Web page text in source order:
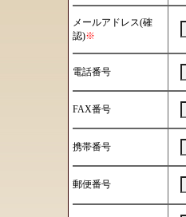
メールアドレス(確
認)※
電話番号
FAX番号
携帯番号
郵便番号